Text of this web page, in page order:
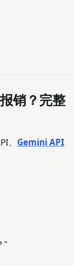
销？完整
、 Gemini API
"